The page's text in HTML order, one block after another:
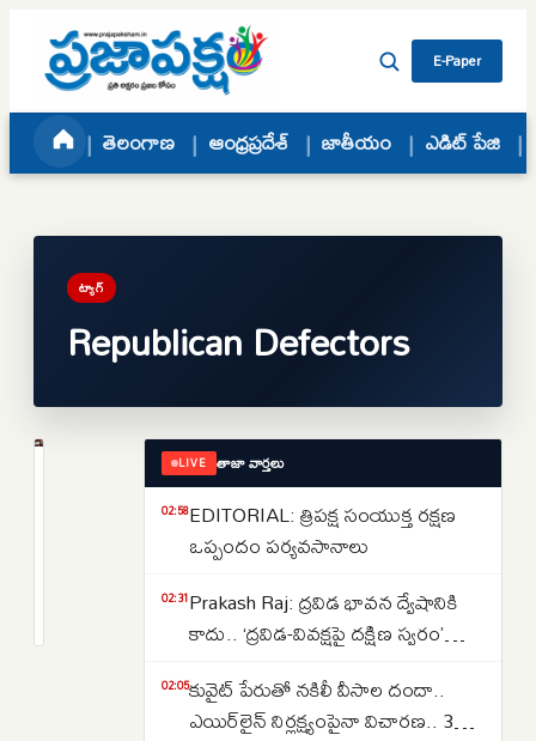
Skip to content
E-Paper
తెలంగాణ ఆంధ్రప్రదేశ్ జాతీయం ఎడిట్ పేజి
ట్యాగ్
Republican Defectors
LIVE తాజా వార్తలు
02:58EDITORIAL: త్రిపక్ష సంయుక్త రక్షణ
ఒప్పందం పర్యవసానాలు
02:31Prakash Raj: ద్రవిడ భావన ద్వేషానికి
కాదు.. ‘ద్రవిడ-వివక్షపై దక్షిణ స్వరం’
02:05కువైట్ పేరుతో నకిలీ వీసాల దందా..
ఎయిర్‌లైన్ నిర్లక్ష్యంపైనా విచారణ.. 39